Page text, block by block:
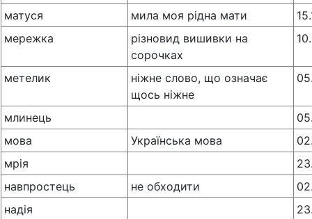
матуся
мила моя рідна мати
мережка
різновид вишивки на
сорочках
метелик
ніжне слово, що означає
щось ніжне
млинець
мова
Українська мова
мрія
навпростець
не обходити
надія